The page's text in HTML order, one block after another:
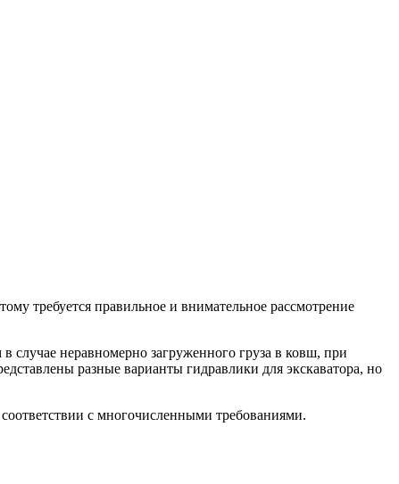
требуется правильное и внимательное рассмотрение
случае неравномерно загруженного груза в ковш, при
разные варианты гидравлики для экскаватора, но
с многочисленными требованиями.